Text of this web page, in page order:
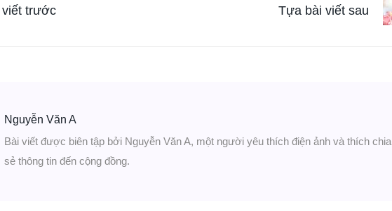
trước Tựa bài viết sau
Nguyễn Văn A
Bài viết được biên tập bởi Nguyễn Văn A, một người yêu thích điện ảnh và thích chia
sẻ thông tin đến cộng đồng.